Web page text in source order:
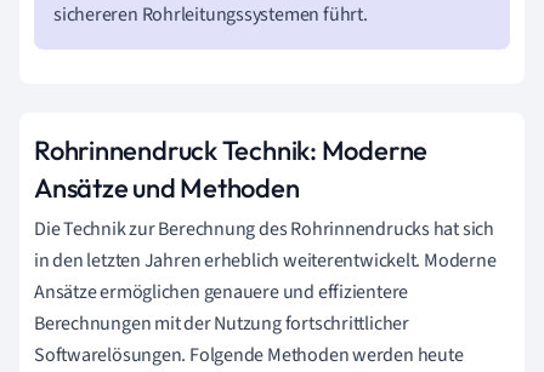
sichereren Rohrleitungssystemen führt.
Rohrinnendruck Technik: Moderne
Ansätze und Methoden
Die Technik zur Berechnung des Rohrinnendrucks hat sich
in den letzten Jahren erheblich weiterentwickelt. Moderne
Ansätze ermöglichen genauere und effizientere
Berechnungen mit der Nutzung fortschrittlicher
Softwarelösungen. Folgende Methoden werden heute